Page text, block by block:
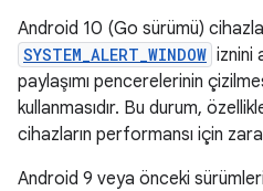
Android 10 (Go sürümü)
SYSTEM_ALERT_WINDOW iznini
paylaşımı pencerelerinin
kullanmasıdır. Bu durum,
cihazların performansı için
Android 9 veya önceki